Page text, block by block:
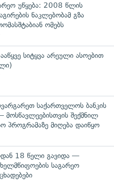
უწყება: 2008 წლის
ნაკლებობამ გზა
ომებს
სიტყვა არეული ასოებით
საქართველოს ბანკის
მოსწავლეებისთვის შექმნილ
პროგრამაზე მიღება დაიწყო
18 წელი გავიდა —
საგარეო